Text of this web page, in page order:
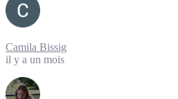
Camila Bissig
il y a un mois